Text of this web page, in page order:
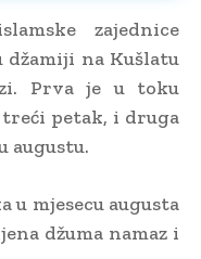
zajednice
na Kušlatu
Prva je u toku
treći petak, i druga
augustu.
u mjesecu augusta
džuma namaz i